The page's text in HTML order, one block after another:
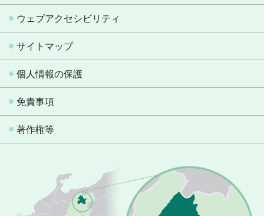
ウェブアクセシビリティ
サイトマップ
個人情報の保護
免責事項
著作権等